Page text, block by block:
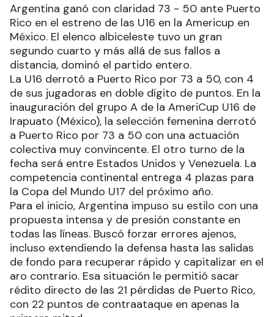
Argentina ganó con claridad 73 - 50 ante Puerto
Rico en el estreno de las U16 en la Americup en
México. El elenco albiceleste tuvo un gran
segundo cuarto y más allá de sus fallos a
distancia, dominó el partido entero.
La U16 derrotó a Puerto Rico por 73 a 50, con 4
de sus jugadoras en doble dígito de puntos. En la
inauguración del grupo A de la AmeriCup U16 de
Irapuato (México), la selección femenina derrotó
a Puerto Rico por 73 a 50 con una actuación
colectiva muy convincente. El otro turno de la
fecha será entre Estados Unidos y Venezuela. La
competencia continental entrega 4 plazas para
la Copa del Mundo U17 del próximo año.
Para el inicio, Argentina impuso su estilo con una
propuesta intensa y de presión constante en
todas las líneas. Buscó forzar errores ajenos,
incluso extendiendo la defensa hasta las salidas
de fondo para recuperar rápido y capitalizar en el
aro contrario. Esa situación le permitió sacar
rédito directo de las 21 pérdidas de Puerto Rico,
con 22 puntos de contraataque en apenas la